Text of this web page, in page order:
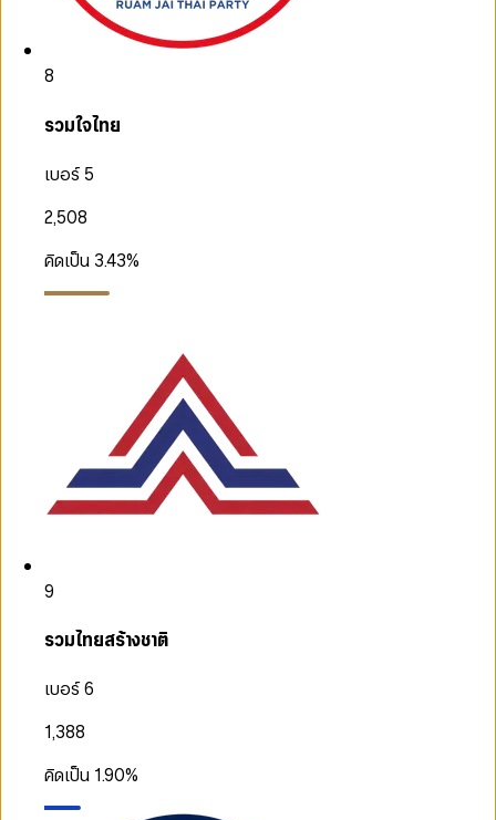
8
รวมใจไทย
เบอร์ 5
2,508
คิดเป็น 3.43%
9
รวมไทยสร้างชาติ
เบอร์ 6
1,388
คิดเป็น 1.90%